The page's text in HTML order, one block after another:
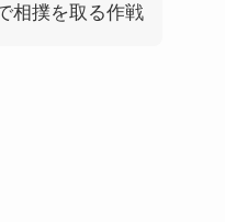
相撲を取る作戦